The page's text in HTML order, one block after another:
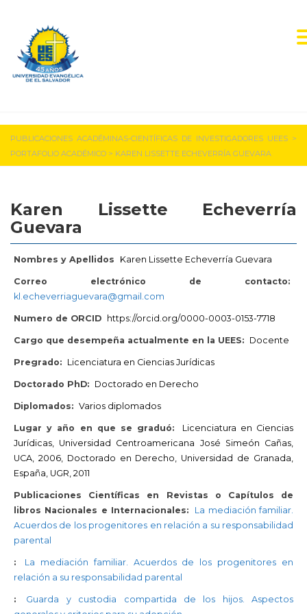
PUBLICACIONES ACADÉMINAS-CIENTÍFICAS DE INVESTIGADORES UEES >
PORTAFOLIO ACADÉMICO > KAREN LISSETTE ECHEVERRÍA GUEVARA
Karen Lissette Echeverría
Guevara
Nombres y Apellidos Karen Lissette Echeverría Guevara
Correo electrónico de contacto:
kl.echeverriaguevara@gmail.com
Numero de ORCID https://orcid.org/0000-0003-0153-7718
Cargo que desempeña actualmente en la UEES: Docente
Pregrado: Licenciatura en Ciencias Jurídicas
Doctorado PhD: Doctorado en Derecho
Diplomados: Varios diplomados
Lugar y año en que se graduó:
Licenciatura en Ciencias
Jurídicas, Universidad Centroamericana José Simeón Cañas,
UCA, 2006, Doctorado en Derecho, Universidad de Granada,
España, UGR, 2011
Publicaciones Científicas en Revistas o Capítulos de
libros Nacionales e Internacionales:
La mediación familiar.
Acuerdos de los progenitores en relación a su responsabilidad
parental
:
La mediación familiar. Acuerdos de los progenitores en
relación a su responsabilidad parental
:
Guarda y custodia compartida de los hijos. Aspectos